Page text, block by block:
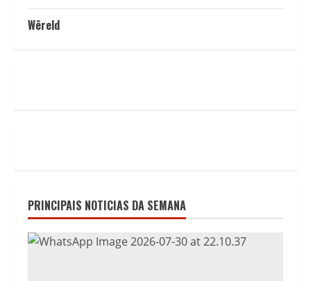
Wêreld
PRINCIPAIS NOTICIAS DA SEMANA